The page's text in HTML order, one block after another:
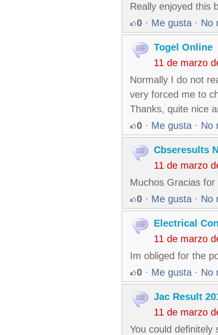
Really enjoyed this
0 · Me gusta · No
Togel Online
11 de marzo
Normally I do not
very forced me to
Thanks, quite nice
0 · Me gusta · No
Cbseresults
11 de marzo
Muchos Gracias
0 · Me gusta · No
Electrical
11 de marzo
Im obliged for the
0 · Me gusta · No
Jac Result
11 de marzo
You could definitely